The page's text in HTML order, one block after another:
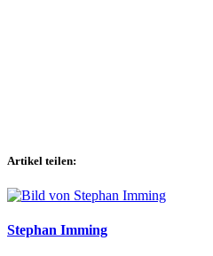
Artikel teilen:
Stephan Imming